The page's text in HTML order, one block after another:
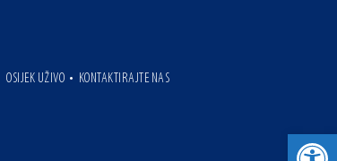
OSIJEK UŽIVO • KONTAKTIRAJTE NAS